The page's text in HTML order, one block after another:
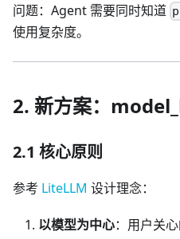
问题：Agent 需要同时知道
使用复杂度。
2. 新方案：
2.1 核心原则
参考 LiteLLM 设计理念：
以模型为中心：用户关